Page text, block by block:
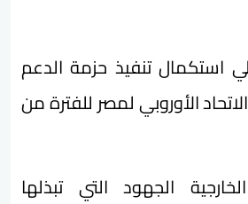
استكمال تنفيذ حزمة الدعم
الأوروبي لمصر للفترة من
الجهود التي تبذلها